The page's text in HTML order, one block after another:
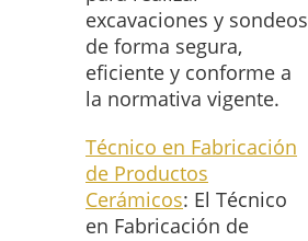
excavaciones y sondeos
de forma segura,
eficiente y conforme a
la normativa vigente.
Técnico en Fabricación
de Productos
Cerámicos: El Técnico
en Fabricación de